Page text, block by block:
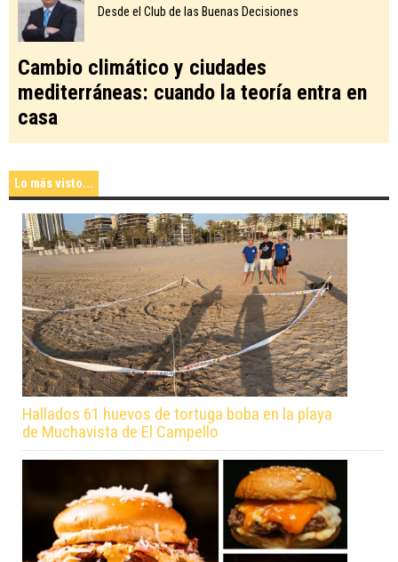
Desde el Club de las Buenas Decisiones
Cambio climático y ciudades
mediterráneas: cuando la teoría entra en
casa
Lo más visto...
Hallados 61 huevos de tortuga boba en la playa
de Muchavista de El Campello